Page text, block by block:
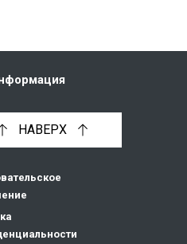
НАВЕРХ